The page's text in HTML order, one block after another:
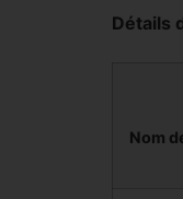
Détails
Nom